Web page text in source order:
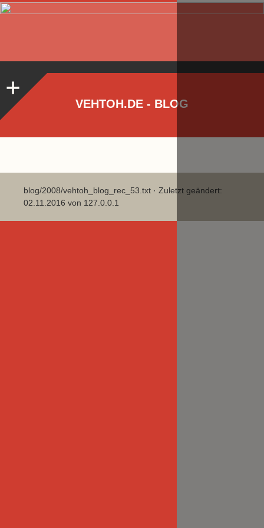
VEHTOH.DE - BLOG
blog/2008/vehtoh_blog_rec_53.txt · Zuletzt geändert:
02.11.2016 von 127.0.0.1